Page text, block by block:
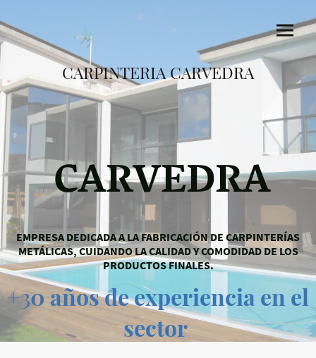
CARPINTERIA CARVEDRA
CARVEDRA
EMPRESA DEDICADA A LA FABRICACIÓN DE CARPINTERÍAS
METÁLICAS, CUIDANDO LA CALIDAD Y COMODIDAD DE LOS
PRODUCTOS FINALES.
+30 años de experiencia en el
sector